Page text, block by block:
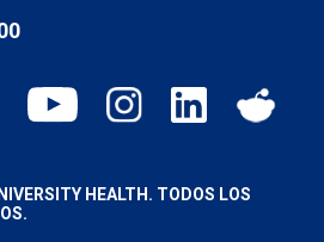
HEALTH. TODOS LOS